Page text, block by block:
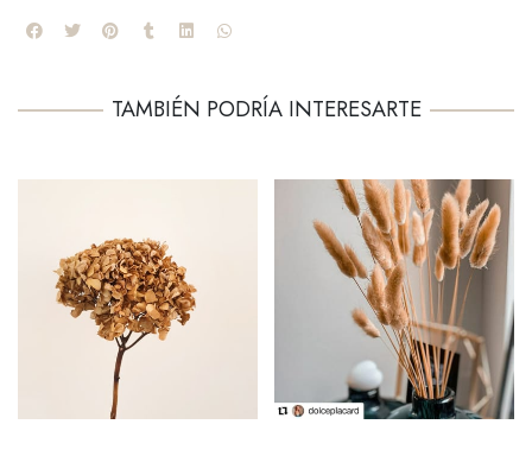
TAMBIÉN PODRÍA INTERESARTE